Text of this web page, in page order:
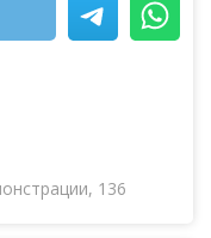
136